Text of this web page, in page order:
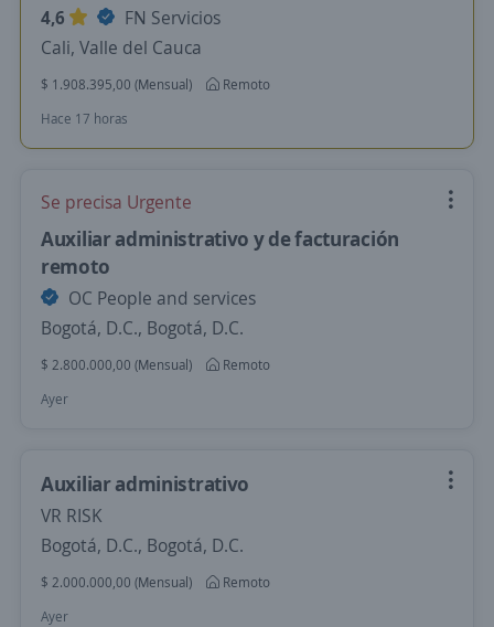
4,6
FN Servicios
Cali, Valle del Cauca
$ 1.908.395,00 (Mensual)
Remoto
Hace 17 horas
Se precisa Urgente
Auxiliar administrativo y de facturación
remoto
OC People and services
Bogotá, D.C., Bogotá, D.C.
$ 2.800.000,00 (Mensual)
Remoto
Ayer
Auxiliar administrativo
VR RISK
Bogotá, D.C., Bogotá, D.C.
$ 2.000.000,00 (Mensual)
Remoto
Ayer